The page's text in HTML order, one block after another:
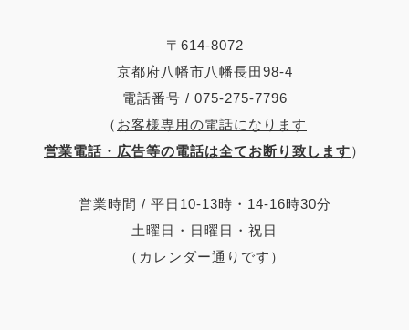
〒614-8072
京都府八幡市八幡長田98-4
電話番号 / 075-275-7796
（ お客様専用の電話になります
営業電話・広告等の電話は全てお断り致します）
営業時間 / 平日10-13時・14-16時30分
土曜日・日曜日・祝日
（カレンダー通りです）